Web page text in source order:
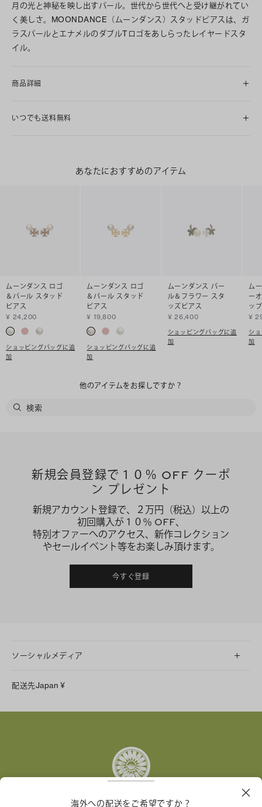
月の光と神秘を映し出すパール。世代から世代へと受け継がれてい
く美しさ。MOONDANCE（ムーンダンス）スタッドピアスは、ガ
ラスパールとエナメルのダブルTロゴをあしらったレイヤードスタ
イル。
商品詳細
いつでも送料無料
あなたにおすすめのアイテム
ムーンダンス ロゴ
＆パール スタッド
ピアス
¥ 24,200
ショッピングバッグに追
加
ムーンダンス ロゴ
＆パール スタッド
ピアス
¥ 19,800
ショッピングバッグに追
加
ムーンダンス パー
ル＆フラワー スタ
ッズピアス
¥ 26,400
ショッピングバッグに追
加
ム
ー
ッ
¥
シ
加
他のアイテムをお探しですか？
新規会員登録で１０％ OFF クーポ
ン プレゼント
新規アカウント登録で、２万円（税込）以上の
初回購入が１０％ OFF、
特別オファーへのアクセス、新作コレクション
やセールイベント等をお楽しみ頂けます。
今すぐ登録
ソーシャルメディア
Facebook
配送先Japan ¥
海外への配送をご希望ですか？